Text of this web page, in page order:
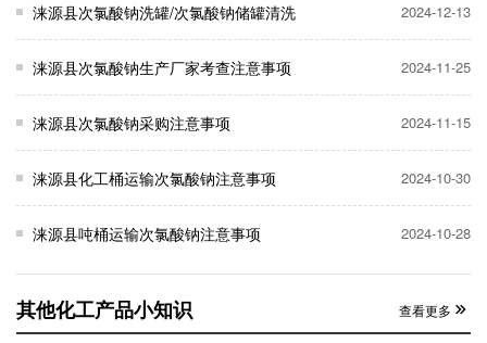
涞源县次氯酸钠洗罐/次氯酸钠储罐清洗 2024-12-13
涞源县次氯酸钠生产厂家考查注意事项 2024-11-25
涞源县次氯酸钠采购注意事项 2024-11-15
涞源县化工桶运输次氯酸钠注意事项 2024-10-30
涞源县吨桶运输次氯酸钠注意事项 2024-10-28
其他化工产品小知识 查看更多